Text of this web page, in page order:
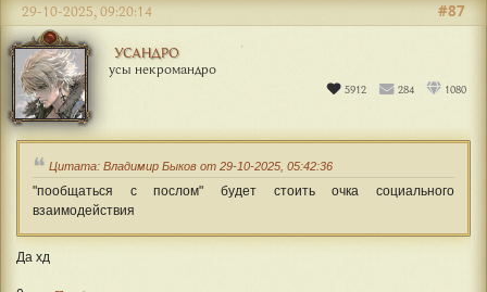
УСАНДРО
усы некромандро
5912 284 1080
#87
29-10-2025, 09:20:14
Цитата: Владимир Быков от 29-10-2025, 05:42:36
"пообщаться с послом" будет стоить очка социального
взаимодействия
Да хд